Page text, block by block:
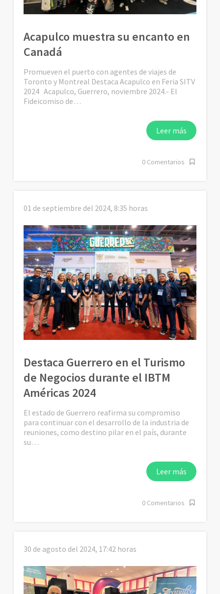
Acapulco muestra su encanto en
Canadá
Promueven el puerto con agentes de viajes de
Toronto y Montreal Destaca Acapulco en Feria SITV
2024 Acapulco, Guerrero, noviembre 2024.- El
Fideicomiso de…
Leer más
0 Comentarios
01 de septiembre del 2024, 8:35 horas
Destaca Guerrero en el Turismo
de Negocios durante el IBTM
Américas 2024
El estado de Guerrero reafirma su compromiso
para continuar con el desarrollo de la industria de
reuniones, como destino pilar en el país, durante
su…
Leer más
0 Comentarios
30 de agosto del 2024, 17:42 horas